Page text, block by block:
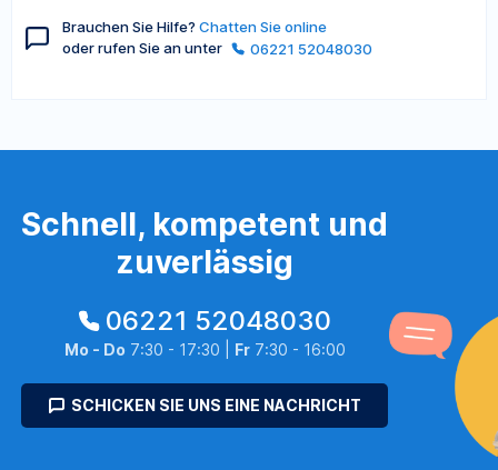
Brauchen Sie Hilfe? Chatten Sie online
oder rufen Sie an unter
06221 52048030
Schnell, kompetent und
zuverlässig
06221 52048030
Mo - Do 7:30 - 17:30 | Fr7:30 - 16:00
SCHICKEN SIE UNS EINE NACHRICHT